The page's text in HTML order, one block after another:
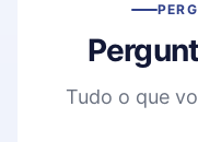
Tudo o que